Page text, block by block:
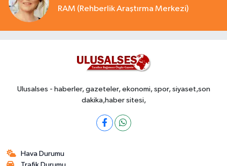
RAM (Rehberlik Araştırma Merkezi)
Ulusalses - haberler, gazeteler, ekonomi, spor, siyaset,son
dakika,haber sitesi,
Hava Durumu
Trafik Durumu